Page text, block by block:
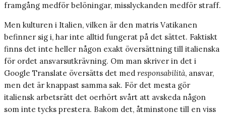
framgång medför belöningar, misslyckanden medför straff.
Men kulturen i Italien, vilken är den matris Vatikanen
befinner sig i, har inte alltid fungerat på det sättet. Faktiskt
finns det inte heller någon exakt översättning till italienska
för ordet ansvarsutkrävning. Om man skriver in det i
Google Translate översätts det med responsabilità, ansvar,
men det är knappast samma sak. För det mesta gör
italiensk arbetsrätt det oerhört svårt att avskeda någon
som inte tycks prestera. Bakom det, åtminstone till en viss